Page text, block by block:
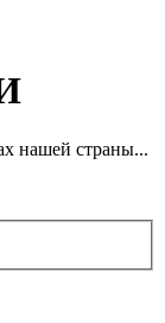
нашей страны...